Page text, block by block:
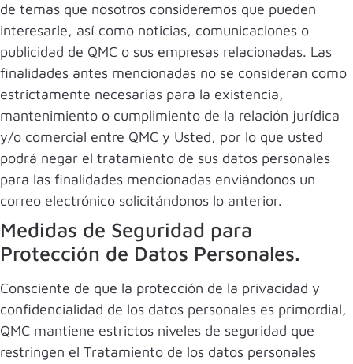
de temas que nosotros consideremos que pueden
interesarle, así como noticias, comunicaciones o
publicidad de QMC o sus empresas relacionadas. Las
finalidades antes mencionadas no se consideran como
estrictamente necesarias para la existencia,
mantenimiento o cumplimiento de la relación jurídica
y/o comercial entre QMC y Usted, por lo que usted
podrá negar el tratamiento de sus datos personales
para las finalidades mencionadas enviándonos un
correo electrónico solicitándonos lo anterior.
Medidas de Seguridad para
Protección de Datos Personales.
Consciente de que la protección de la privacidad y
confidencialidad de los datos personales es primordial,
QMC mantiene estrictos niveles de seguridad que
restringen el Tratamiento de los datos personales